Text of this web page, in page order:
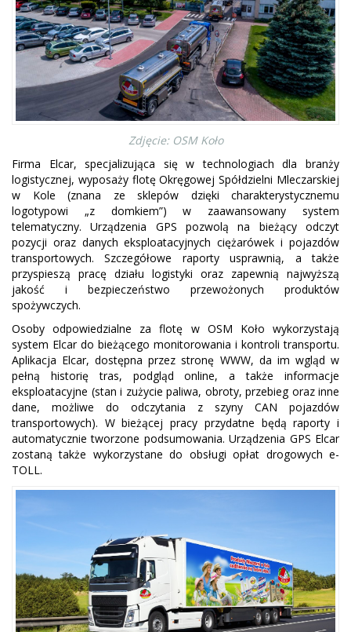
Zdjęcie: OSM Koło
Firma Elcar, specjalizująca się w technologiach dla branży
logistycznej, wyposaży flotę Okręgowej Spółdzielni Mleczarskiej
w Kole (znana ze sklepów dzięki charakterystycznemu
logotypowi „z domkiem”) w zaawansowany system
telematyczny. Urządzenia GPS pozwolą na bieżący odczyt
pozycji oraz danych eksploatacyjnych ciężarówek i pojazdów
transportowych. Szczegółowe raporty usprawnią, a także
przyspieszą pracę działu logistyki oraz zapewnią najwyższą
jakość i bezpieczeństwo przewożonych produktów
spożywczych.
Osoby odpowiedzialne za flotę w OSM Koło wykorzystają
system Elcar do bieżącego monitorowania i kontroli transportu.
Aplikacja Elcar, dostępna przez stronę WWW, da im wgląd w
pełną historię tras, podgląd online, a także informacje
eksploatacyjne (stan i zużycie paliwa, obroty, przebieg oraz inne
dane, możliwe do odczytania z szyny CAN pojazdów
transportowych). W bieżącej pracy przydatne będą raporty i
automatycznie tworzone podsumowania. Urządzenia GPS Elcar
zostaną także wykorzystane do obsługi opłat drogowych e-
TOLL.